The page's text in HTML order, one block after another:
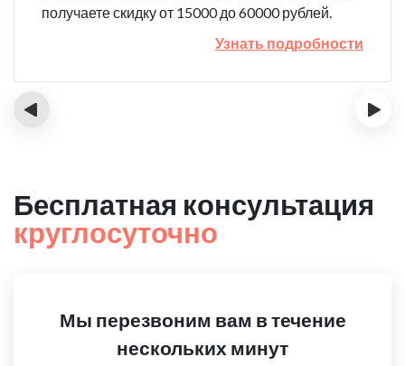
получаете скидку от 15000 до 60000 рублей.
Узнать подробности
‹ ›
Бесплатная консультация
круглосуточно
Мы перезвоним вам в течение
нескольких минут